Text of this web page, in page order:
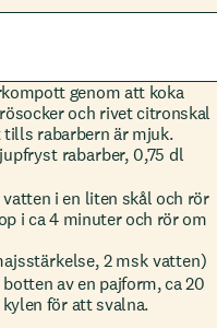
genom att koka
och rivet citronskal
rabarbern är mjuk.
rabarber, 0,75 dl
i en liten skål och rör
i ca 4 minuter och rör om
2 msk vatten)
av en pajform, ca 20
för att svalna.